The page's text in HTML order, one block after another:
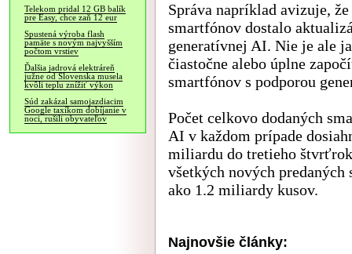
Telekom pridal 12 GB balík
pre Easy, chce zaň 12 eur
Spustená výroba flash
pamäte s novým najvyšším
počtom vrstiev
Ďalšia jadrová elektráreň
južne od Slovenska musela
kvôli teplu znížiť výkon
Súd zakázal samojazdiacim
Google taxíkom dobíjanie v
noci, rušili obyvateľov
Správa napríklad avizuje,
smartfónov dostalo
generatívnej AI. Nie je ale
čiastočne alebo úplne
smartfónov s podporou
Počet celkovo dodaných
AI v každom prípade
miliardu do tretieho
všetkých nových
ako 1.2 miliardy kusov.
Najnovšie články: